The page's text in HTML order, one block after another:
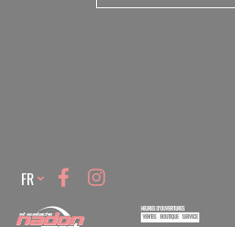
Language
FR
HEURES D'OUVERTURES
VENTES BOUTIQUE SERVICE